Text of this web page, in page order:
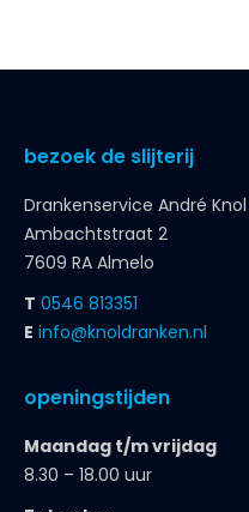
bezoek de slijterij
Drankenservice André Knol
Ambachtstraat 2
7609 RA Almelo
T 0546 813351
E info@knoldranken.nl
openingstijden
Maandag t/m vrijdag
8.30 – 18.00 uur